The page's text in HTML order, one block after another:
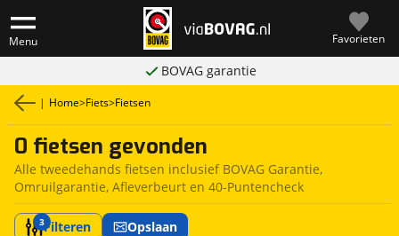
Menu Favorieten
BOVAG garantie
| Home>Fiets>Fietsen
0 fietsen gevonden
Alle tweedehands fietsen inclusief BOVAG Garantie,
Omruilgarantie, Afleverbeurt en 40-Puntencheck
3Filteren Opslaan